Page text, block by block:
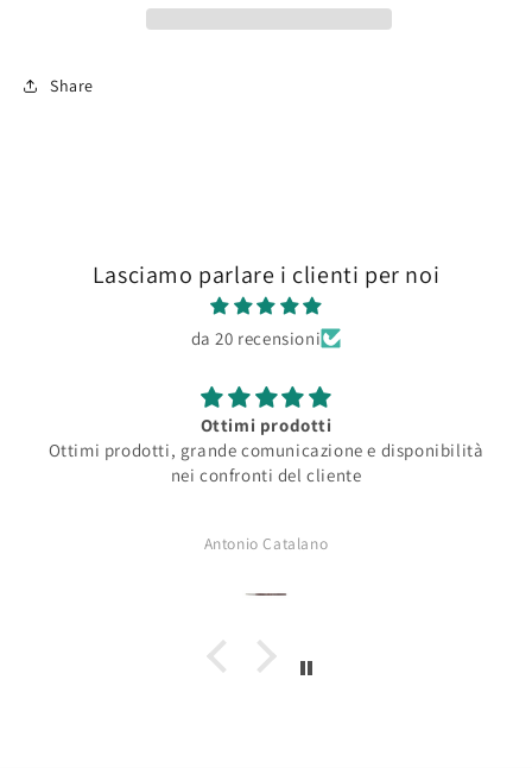
Share
Lasciamo parlare i clienti per noi
da 20 recensioni
Ottimi prodotti
Ottimi prodotti, grande comunicazione e disponibilità
nei confronti del cliente
Antonio Catalano